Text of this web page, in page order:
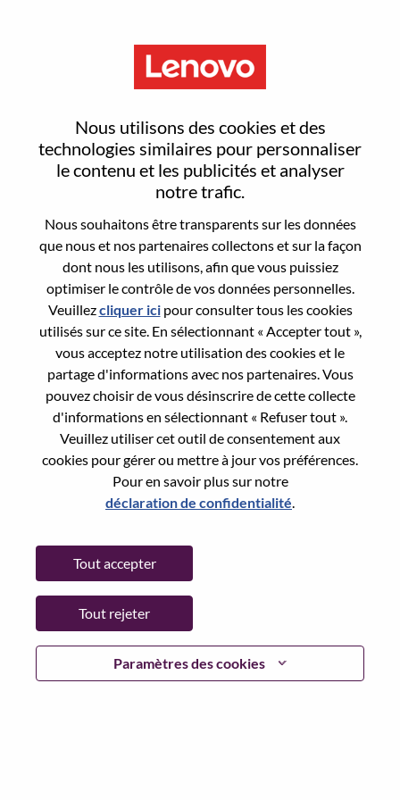
Nous utilisons des cookies et des
technologies similaires pour personnaliser
le contenu et les publicités et analyser
notre trafic.
Nous souhaitons être transparents sur les données
que nous et nos partenaires collectons et sur la façon
dont nous les utilisons, afin que vous puissiez
optimiser le contrôle de vos données personnelles.
Veuillezcliquer icipour consulter tous les cookies
utilisés sur ce site. En sélectionnant « Accepter tout »,
vous acceptez notre utilisation des cookies et le
partage d'informations avec nos partenaires. Vous
pouvez choisir de vous désinscrire de cette collecte
d'informations en sélectionnant « Refuser tout ».
Veuillez utiliser cet outil de consentement aux
cookies pour gérer ou mettre à jour vos préférences.
Pour en savoir plus sur notre
déclaration de confidentialité.
Paramètres des cookies
Tout accepter
Tout rejeter
Reset password
Are you sure you want to reset your
Enter the email address associated with your
account, then click "Continue".
We will email you a link to reset your
password.
Reset password with your e-mail
E-mail*
Continue
Go Back